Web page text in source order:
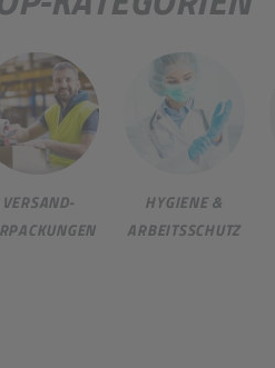
VERSAND-
HYGIENE &
ARBEITSSCHUTZ